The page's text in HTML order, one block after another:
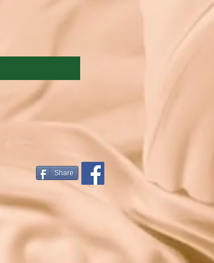
Share